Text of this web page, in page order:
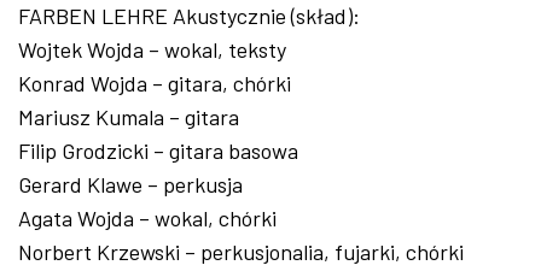
FARBEN LEHRE Akustycznie (skład):
Wojtek Wojda – wokal, teksty
Konrad Wojda – gitara, chórki
Mariusz Kumala – gitara
Filip Grodzicki – gitara basowa
Gerard Klawe – perkusja
Agata Wojda – wokal, chórki
Norbert Krzewski – perkusjonalia, fujarki, chórki